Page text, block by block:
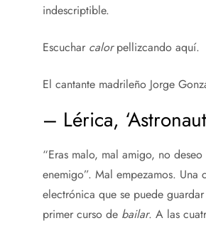
indescriptible.
Escuchar calorpellizcando aquí.
El cantante madrileño Jorge
– Lérica,
“Eras malo, mal amigo, no
enemigo”. Mal empezamos. Una
electrónica que se puede
primer curso de bailar. A las